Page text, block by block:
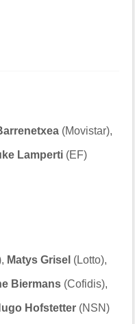
(Movistar),
Lamperti(EF)
Matys Grisel (Lotto),
Biermans(Cofidis),
Hofstetter(NSN)